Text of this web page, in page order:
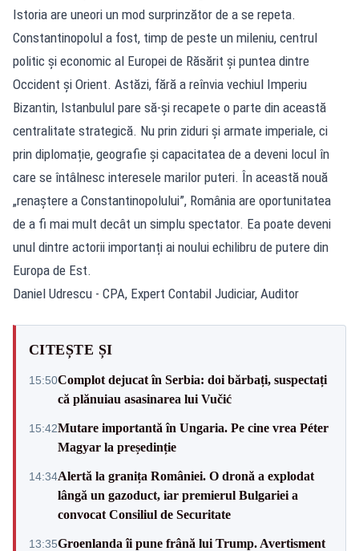
Istoria are uneori un mod surprinzător de a se repeta.
Constantinopolul a fost, timp de peste un mileniu, centrul
politic și economic al Europei de Răsărit și puntea dintre
Occident și Orient. Astăzi, fără a reînvia vechiul Imperiu
Bizantin, Istanbulul pare să-și recapete o parte din această
centralitate strategică. Nu prin ziduri și armate imperiale, ci
prin diplomație, geografie și capacitatea de a deveni locul în
care se întâlnesc interesele marilor puteri. În această nouă
„renaștere a Constantinopolului”, România are oportunitatea
de a fi mai mult decât un simplu spectator. Ea poate deveni
unul dintre actorii importanți ai noului echilibru de putere din
Europa de Est.
Daniel Udrescu - CPA, Expert Contabil Judiciar, Auditor
CITEȘTE ȘI
15:50Complot dejucat în Serbia: doi bărbați, suspectați
că plănuiau asasinarea lui Vučić
15:42Mutare importantă în Ungaria. Pe cine vrea Péter
Magyar la președinție
14:34Alertă la granița României. O dronă a explodat
lângă un gazoduct, iar premierul Bulgariei a
convocat Consiliul de Securitate
13:35Groenlanda îi pune frână lui Trump. Avertisment